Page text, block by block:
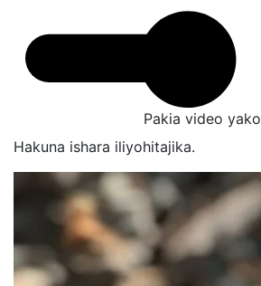
Pakia video yako
Hakuna ishara iliyohitajika.